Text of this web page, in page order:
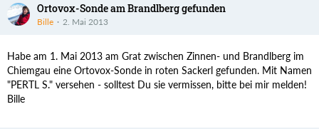
Ortovox-Sonde am Brandlberg gefunden
Bille 2. Mai 2013
Habe am 1. Mai 2013 am Grat zwischen Zinnen- und Brandlberg im
Chiemgau eine Ortovox-Sonde in roten Sackerl gefunden. Mit Namen
"PERTL S." versehen - solltest Du sie vermissen, bitte bei mir melden!
Bille